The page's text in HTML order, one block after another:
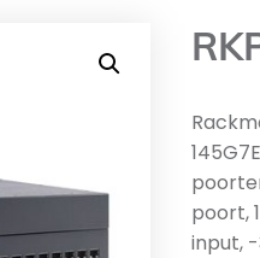
poort,
input,